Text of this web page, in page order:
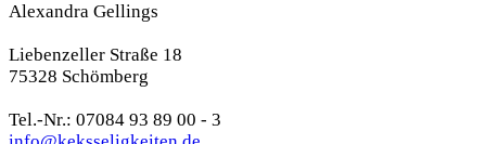
Alexandra Gellings
Liebenzeller Straße 18
75328 Schömberg
Tel.-Nr.: 07084 93 89 00 - 3